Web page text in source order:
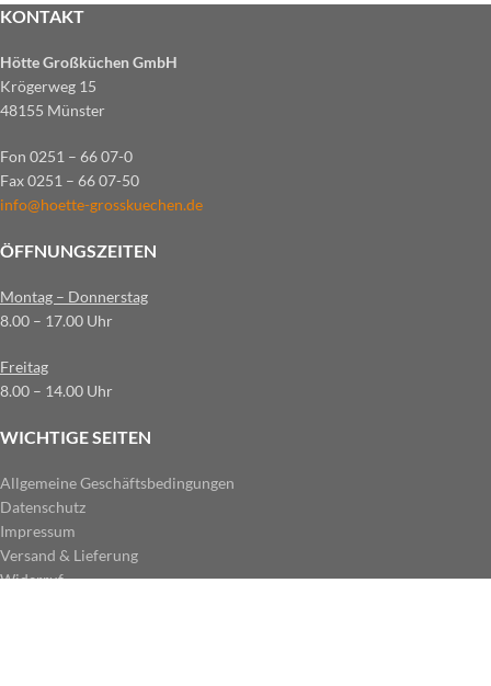
KONTAKT
Hötte Großküchen GmbH
Krögerweg 15
48155 Münster
Fon 0251 – 66 07-0
Fax 0251 – 66 07-50
info@hoette-grosskuechen.de
ÖFFNUNGSZEITEN
Montag – Donnerstag
8.00 – 17.00 Uhr
Freitag
8.00 – 14.00 Uhr
WICHTIGE SEITEN
Allgemeine Geschäftsbedingungen
Datenschutz
Impressum
Versand & Lieferung
Widerruf